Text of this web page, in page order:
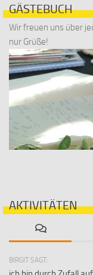
GÄSTEBUCH
Wir freuen uns über
nur Grüße!
AKTIVITÄTEN
BIRGIT SAGT: